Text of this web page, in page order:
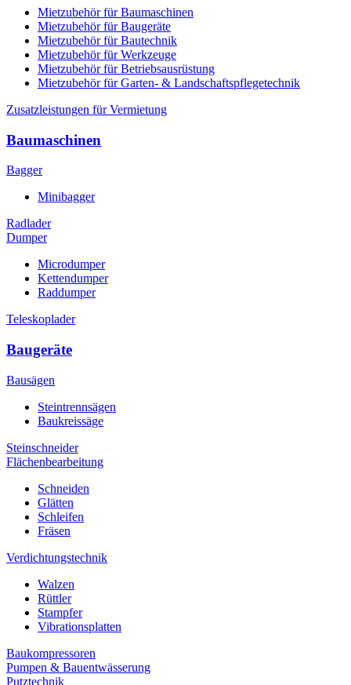
Mietzubehör für Baumaschinen
Mietzubehör für Baugeräte
Mietzubehör für Bautechnik
Mietzubehör für Werkzeuge
Mietzubehör für Betriebsausrüstung
Mietzubehör für Garten- & Landschaftspflegetechnik
Zusatzleistungen für Vermietung
Baumaschinen
Bagger
Minibagger
Radlader
Dumper
Microdumper
Kettendumper
Raddumper
Teleskoplader
Baugeräte
Bausägen
Steintrennsägen
Baukreissäge
Steinschneider
Flächenbearbeitung
Schneiden
Glätten
Schleifen
Fräsen
Verdichtungstechnik
Walzen
Rüttler
Stampfer
Vibrationsplatten
Baukompressoren
Pumpen & Bauentwässerung
Putztechnik